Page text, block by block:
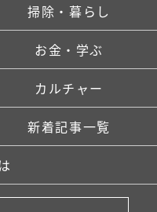
掃除・暮らし
お金・学ぶ
カルチャー
新着記事一覧